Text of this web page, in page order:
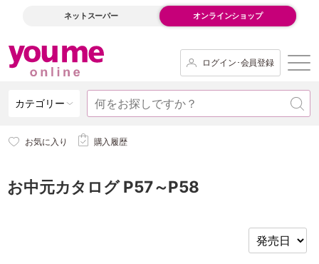
ネットスーパー オンラインショップ
ログイン･会員登録
カテゴリー
お気に入り 購入履歴
お中元カタログ P57～P58